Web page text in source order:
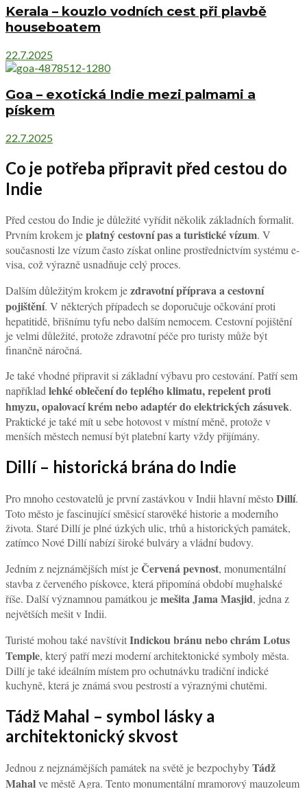
Kerala – kouzlo vodních cest při plavbě
houseboatem
22.7.2025
Goa – exotická Indie mezi palmami a
pískem
22.7.2025
Co je potřeba připravit před cestou do
Indie
Před cestou do Indie je důležité vyřídit několik základních formalit.
Prvním krokem jeplatný cestovní pas a turistické vízum. V
současnosti lze vízum často získat online prostřednictvím systému e-
visa, což výrazně usnadňuje celý proces.
Dalším důležitým krokem jezdravotní příprava a cestovní
pojištění. V některých případech se doporučuje očkování proti
hepatitidě, břišnímu tyfu nebo dalším nemocem. Cestovní pojištění
je velmi důležité, protože zdravotní péče pro turisty může být
finančně náročná.
Je také vhodné připravit si základní výbavu pro cestování. Patří sem
například lehké oblečení do teplého klimatu, repelent proti
hmyzu, opalovací krém nebo adaptér do elektrických zásuvek.
Praktické je také mít u sebe hotovost v místní měně, protože v
menších městech nemusí být platební karty vždy přijímány.
Dillí – historická brána do Indie
Pro mnoho cestovatelů je první zastávkou v Indii hlavní městoDillí.
Toto město je fascinující směsicí starověké historie a moderního
života. Staré Dillí je plné úzkých ulic, trhů a historických památek,
zatímco Nové Dillí nabízí široké bulváry a vládní budovy.
Jedním z nejznámějších míst jeČervená pevnost, monumentální
stavba z červeného pískovce, která připomíná období mughalské
říše. Další významnou památkou jemešita Jama Masjid, jedna z
největších mešit v Indii.
Turisté mohou také navštívitIndickou bránu nebo chrám Lotus
Temple, který patří mezi moderní architektonické symboly města.
Dillí je také ideálním místem pro ochutnávku tradiční indické
kuchyně, která je známá svou pestrostí a výraznými chutěmi.
Tádž Mahal – symbol lásky a
architektonický skvost
Jednou z nejznámějších památek na světě je bezpochybyTádž
Mahalve městě Agra. Tento monumentální mramorový mauzoleum